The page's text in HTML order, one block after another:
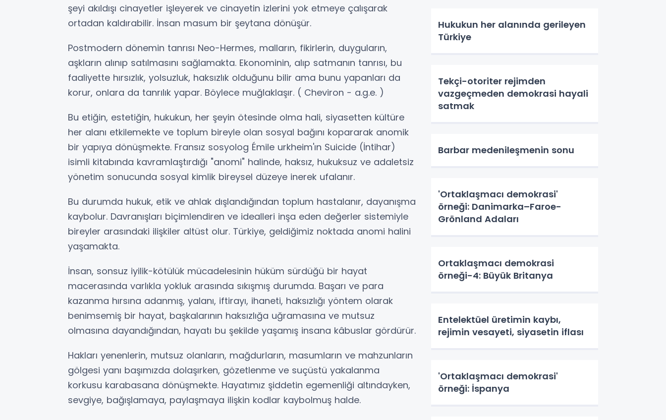
şeyi akıldışı cinayetler işleyerek ve cinayetin izlerini yok etmeye çalışarak
ortadan kaldırabilir. İnsan masum bir şeytana dönüşür.
Postmodern dönemin tanrısı Neo-Hermes, malların, fikirlerin, duyguların,
aşkların alınıp satılmasını sağlamakta. Ekonominin, alıp satmanın tanrısı, bu
faaliyette hırsızlık, yolsuzluk, haksızlık olduğunu bilir ama bunu yapanları da
korur, onlara da tanrılık yapar. Böylece muğlaklaşır. ( Cheviron - a.g.e. )
Bu etiğin, estetiğin, hukukun, her şeyin ötesinde olma hali, siyasetten kültüre
her alanı etkilemekte ve toplum bireyle olan sosyal bağını kopararak anomik
bir yapıya dönüşmekte. Fransız sosyolog Émile urkheim'ın Suicide (İntihar)
isimli kitabında kavramlaştırdığı "anomi" halinde, haksız, hukuksuz ve adaletsiz
yönetim sonucunda sosyal kimlik bireysel düzeye inerek ufalanır.
Bu durumda hukuk, etik ve ahlak dışlandığından toplum hastalanır, dayanışma
kaybolur. Davranışları biçimlendiren ve idealleri inşa eden değerler sistemiyle
bireyler arasındaki ilişkiler altüst olur. Türkiye, geldiğimiz noktada anomi halini
yaşamakta.
İnsan, sonsuz iyilik-kötülük mücadelesinin hüküm sürdüğü bir hayat
macerasında varlıkla yokluk arasında sıkışmış durumda. Başarı ve para
kazanma hırsına adanmış, yalanı, iftirayı, ihaneti, haksızlığı yöntem olarak
benimsemiş bir hayat, başkalarının haksızlığa uğramasına ve mutsuz
olmasına dayandığından, hayatı bu şekilde yaşamış insana kâbuslar gördürür.
Hakları yenenlerin, mutsuz olanların, mağdurların, masumların ve mahzunların
gölgesi yanı başımızda dolaşırken, gözetlenme ve suçüstü yakalanma
korkusu karabasana dönüşmekte. Hayatımız şiddetin egemenliği altındayken,
sevgiye, bağışlamaya, paylaşmaya ilişkin kodlar kaybolmuş halde.
Hukukun her alanında gerileyen
Türkiye
Tekçi-otoriter rejimden
vazgeçmeden demokrasi hayali
satmak
Barbar medenileşmenin sonu
'Ortaklaşmacı demokrasi'
örneği: Danimarka–Faroe-
Grönland Adaları
Ortaklaşmacı demokrasi
örneği-4: Büyük Britanya
Entelektüel üretimin kaybı,
rejimin vesayeti, siyasetin iflası
'Ortaklaşmacı demokrasi'
örneği: İspanya